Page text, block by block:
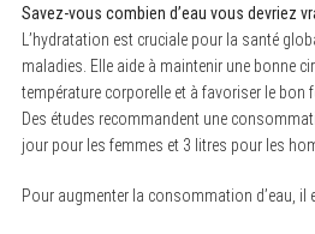
Savez-vous combien d’eau vous devriez
L’hydratation est cruciale pour la santé
maladies. Elle aide à maintenir une bonne
température corporelle et à favoriser le bon
Des études recommandent une
jour pour les femmes et 3 litres pour les
Pour augmenter la consommation d’eau, il